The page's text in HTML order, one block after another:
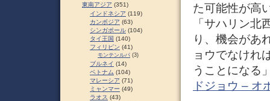
た可能性が高
「サハリン
り、機会があ
ョウでなけれ
うことになる
ドジョウ – オ
東南アジア (351)
インドネシア (119)
カンボジア (63)
シンガポール (104)
タイ王国 (140)
フィリピン (41)
モンテンルパ (3)
ブルネイ (14)
ベトナム (104)
マレーシア (71)
ミャンマー (49)
ラオス (43)